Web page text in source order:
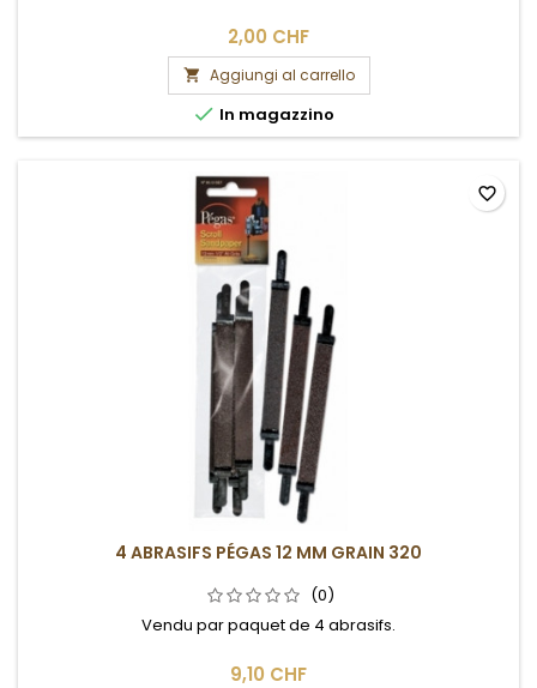
2,00 CHF
 Aggiungi al carrello
 In magazzino
4 ABRASIFS PÉGAS 12 MM GRAIN 320
(0)
Vendu par paquet de 4 abrasifs.
9,10 CHF
favorite_border